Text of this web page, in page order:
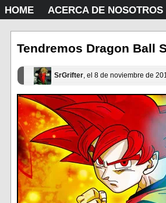
HOME ACERCA DE NOSOTROS
Tendremos Dragon Ball
SrGrifter, el 8 de noviembre de